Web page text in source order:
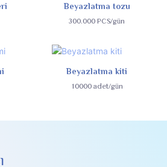
Beyazlatma tozu
300.000 PCS/gün
Beyazlatma kiti
10000 adet/gün